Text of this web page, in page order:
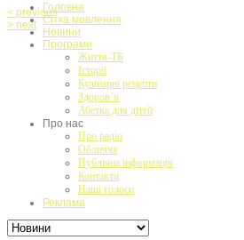
< previous
> next
Головна
Сітка мовлення
Новини
Програми
Життя-ТБ
Історії
Кулінарні рецепти
Здоров’я
Абетка для дітей
Про нас
Про радіо
Обличчя
Публічна інформація
Контакти
Наші голоси
Реклама